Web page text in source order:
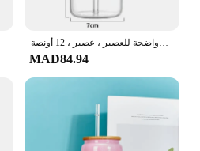
MAD84.94